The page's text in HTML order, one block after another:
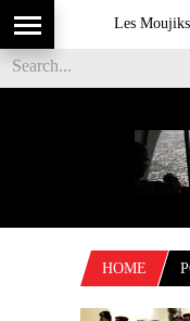
Les Moujiks
HOME